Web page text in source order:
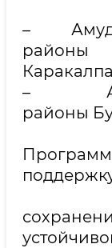
–
–
районы